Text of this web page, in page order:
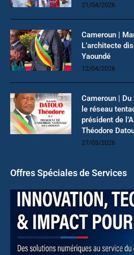
21/04/2026
Cameroun |
L’architecte
Yaoundé
12/04/2026
Cameroun |
le réseau
président de
Théodore
27/03/2026
Offres Spéciales de Services